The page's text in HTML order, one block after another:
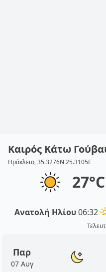
Καιρός Κάτω
Ηράκλειο, 35.3276N 25.3105E
27°C
Ανατολή Ηλίου06:32
Παρ
07 Αυγ